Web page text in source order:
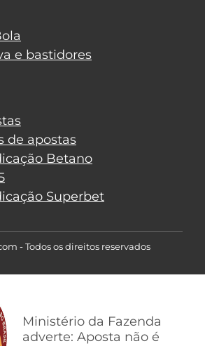
e bastidores
de apostas
Betano
Superbet
- Todos os direitos reservados
Ministério da Fazenda
adverte: Aposta não é